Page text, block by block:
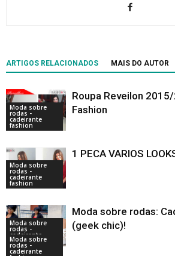
ARTIGOS RELACIONADOS MAIS DO AUTOR
Moda sobre
rodas -
cadeirante
fashion
Roupa Reveilon
Fashion
Moda sobre
rodas -
cadeirante
fashion
1 PECA VARIOS
Moda sobre
rodas -
cadeirante
fashion
Moda sobre rodas:
(geek chic)!
Moda sobre
rodas -
cadeirante